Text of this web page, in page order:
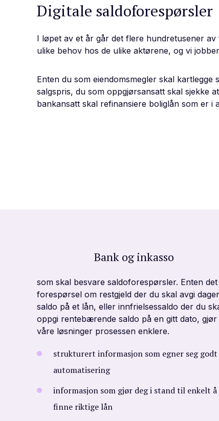
Digitale saldoforespørsler
I løpet av et år går det flere hundretusener
ulike behov hos de ulike aktørene, og vi
Enten du som eiendomsmegler skal
salgspris, du som oppgjørsansatt skal sjekke
bankansatt skal refinansiere boliglån som er
Bank og inkasso
som skal besvare saldoforespørsler. Enten
forespørsel om restgjeld der du skal avgi
saldo på et lån, eller innfrielsessaldo der du
oppgi rentebærende saldo på en gitt dato, gjør
våre løsninger prosessen enklere.
strukturert informasjon som egner seg
automatisering
informasjon som gjør deg i stand til enkelt å
finne riktige lån